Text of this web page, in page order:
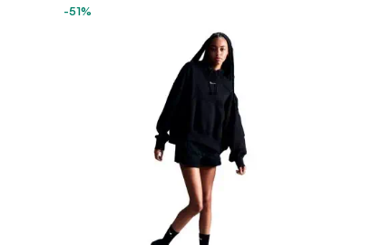
-51%